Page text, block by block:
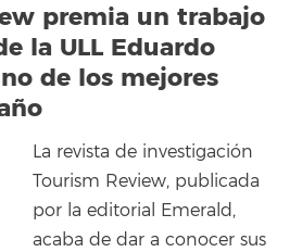
premia un trabajo
la ULL Eduardo
de los mejores
La revista de investigación
Tourism Review, publicada
por la editorial Emerald,
acaba de dar a conocer sus